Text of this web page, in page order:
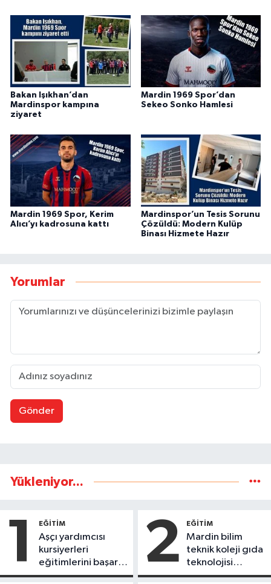
Bakan Işıkhan’dan
Mardinspor kampına
ziyaret
Mardin 1969 Spor’dan
Sekeo Sonko Hamlesi
Mardin 1969 Spor, Kerim
Alıcı’yı kadrosuna kattı
Mardinspor’un Tesis Sorunu
Çözüldü: Modern Kulüp
Binası Hizmete Hazır
Yorumlar
Gönder
Yükleniyor...
1 EĞİTİM
Aşçı yardımcısı
kursiyerleri
eğitimlerini başarı
ile tamamladı
2 EĞİTİM
Mardin bilim
teknik koleji gıda
teknolojisi
öğrencileri